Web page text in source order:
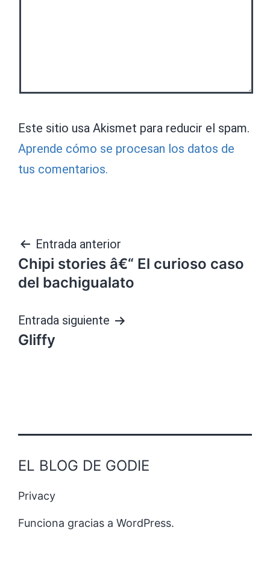
Este sitio usa Akismet para reducir el spam.
Aprende cómo se procesan los datos de
tus comentarios.
Navegación
de
Entrada anterior
Chipi stories â€“ El curioso caso
del bachigualato
Entrada siguiente
Gliffy
EL BLOG DE GODIE
Privacy
Funciona gracias a WordPress.